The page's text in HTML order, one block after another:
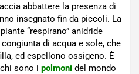
abbattere la presenza di
insegnato fin da piccoli. La
“respirano” anidride
di acqua e sole, che
ed espellono ossigeno. È
sono i polmoni del mondo